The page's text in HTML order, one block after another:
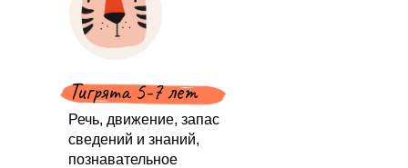
Тигрята 5-7 лет
Речь, движение, запас
сведений и знаний,
познавательное